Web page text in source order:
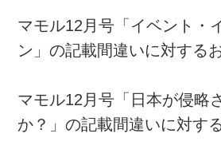
マモル12月号「イベント・
ン」の記載間違いに対する
マモル12月号「日本が侵略
か？」の記載間違いに対す